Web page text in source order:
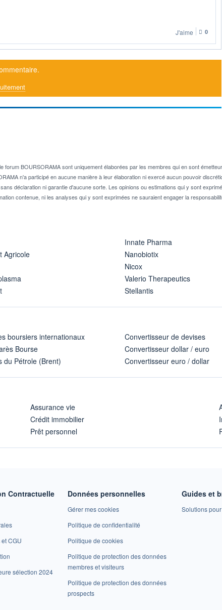
J'aime 0
BOURSORAMA sont uniquement élaborées par les membres qui en sont
n'a participé en aucune manière à leur élaboration ni exercé aucun pouvoir
déclaration ni garantie d'aucune sorte. Les opinions ou estimations qui y sont
contenue, ni les analyses qui y sont exprimées ne sauraient engager la
Agricole
Innate Pharma
Nanobiotix
Nicox
Valerio Therapeutics
Stellantis
boursiers internationaux
Bourse
du Pétrole (Brent)
Convertisseur de devises
Convertisseur dollar / euro
Convertisseur euro / dollar
Assurance vie
Crédit immobilier
Prêt personnel
Contractuelle
CGU
sélection 2024
Données personnelles
Gérer mes cookies
Politique de confidentialité
Politique de cookies
Politique de protection des données
membres et visiteurs
Politique de protection des données
prospects
Guides et
Solutions